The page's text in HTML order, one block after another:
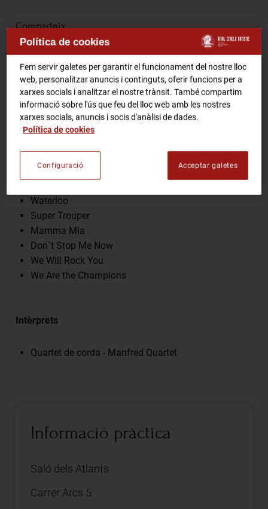
RCA Radio
RCA TV
RCA TEATRE
Gastronomic Experience 360º
Entrades Esdeveniments
Comparteix
Programa
Dancing Queen
Money, Money, Money
Bohemian Rhapsody
Waterloo
Super Trouper
Mamma Mia
Don´t Stop Me Now
We Will Rock You
We Are the Champions
Intèrprets
Quartet de corda - Manfred Quartet
Informació pràctica
Saló dels Atlants
Carrer Arcs 5
Política de cookies
Fem servir galetes per garantir el funcionament del nostre lloc
web, personalitzar anuncis i continguts, oferir funcions per a
xarxes socials i analitzar el nostre trànsit. També compartim
informació sobre l'ús que feu del lloc web amb les nostres
xarxes socials, anuncis i socis d'anàlisi de dades.
Política de cookies
Acceptar galetes
Configuració